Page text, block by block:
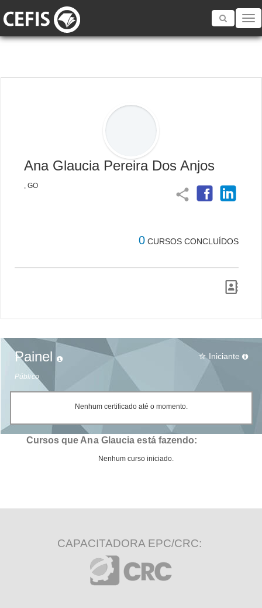
Toggle
Ana Glaucia Pereira Dos Anjos
, GO
share
0 CURSOS CONCLUÍDOS
Painel
Público
star_border Iniciante
Nenhum certificado até o momento.
Cursos que Ana Glaucia está fazendo:
Nenhum curso iniciado.
CAPACITADORA EPC/CRC: